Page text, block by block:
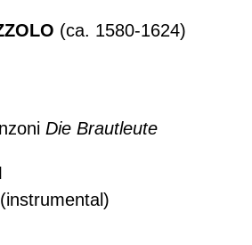
(ca. 1580-1624)
Die Brautleute